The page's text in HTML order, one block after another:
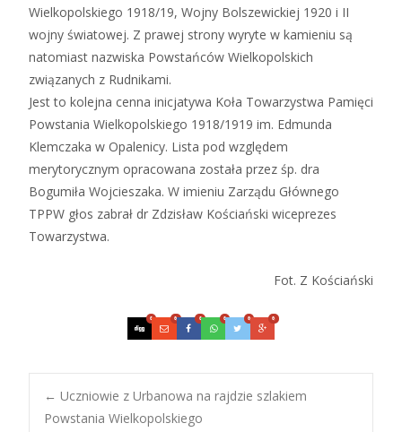
Wielkopolskiego 1918/19, Wojny Bolszewickiej 1920 i II
wojny światowej. Z prawej strony wyryte w kamieniu są
natomiast nazwiska Powstańców Wielkopolskich
związanych z Rudnikami.
Jest to kolejna cenna inicjatywa Koła Towarzystwa Pamięci
Powstania Wielkopolskiego 1918/1919 im. Edmunda
Klemczaka w Opalenicy. Lista pod względem
merytorycznym opracowana została przez śp. dra
Bogumiła Wojcieszaka. W imieniu Zarządu Głównego
TPPW głos zabrał dr Zdzisław Kościański wiceprezes
Towarzystwa.
Fot. Z Kościański
0 0 0 0 0 0
Post
← Uczniowie z Urbanowa na rajdzie szlakiem
Powstania Wielkopolskiego